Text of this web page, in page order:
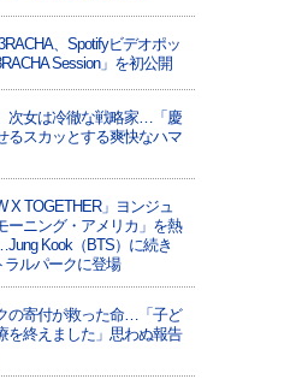
、Spotifyビデオポッ
Session」を初公開
次女は冷徹な戦略家…「慶
るスカッとする爽快なハマ
X TOGETHER」ヨンジュ
ーニング・アメリカ」を熱
Kook（BTS）に続き
ラルパークに登場
の寄付が救った命…「子ど
を終えました」思わぬ報告